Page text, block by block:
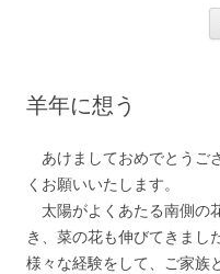
羊年に想う
あけましておめでとうご
くお願いいたします。
太陽がよくあたる南側の
き、菜の花も伸びてきまし
様々な経験をして、ご家族